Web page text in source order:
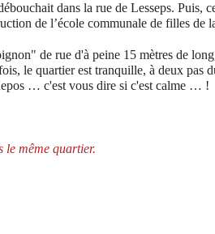
dans la rue de Lesseps. Puis,
de l’école communale de filles de
de rue d'à peine 15 mètres de
le quartier est tranquille, à deux pas
… c'est vous dire si c'est calme … !
le même quartier.